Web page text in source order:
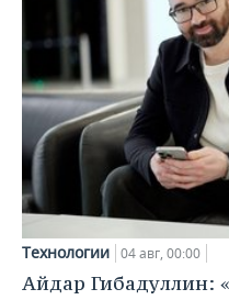
Технологии 04 авг, 00:00
Айдар Гибадуллин: